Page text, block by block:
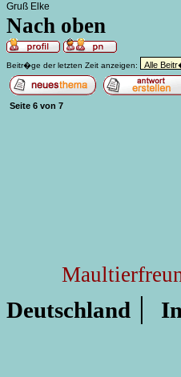
Gruß Elke
Nach oben
Beitr�ge der letzten Zeit anzeigen:
Seite 6 von 7
Deutschland |